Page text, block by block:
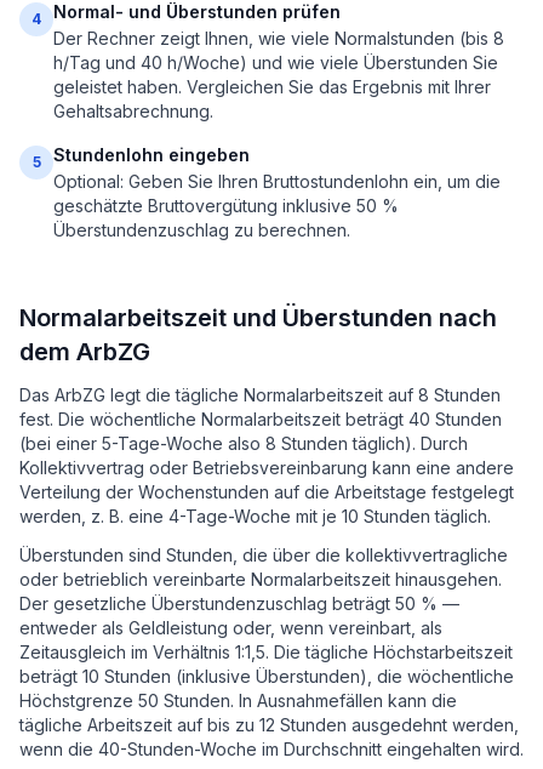
4
Normal- und Überstunden prüfen
Der Rechner zeigt Ihnen, wie viele Normalstunden (bis 8
h/Tag und 40 h/Woche) und wie viele Überstunden Sie
geleistet haben. Vergleichen Sie das Ergebnis mit Ihrer
Gehaltsabrechnung.
5
Stundenlohn eingeben
Optional: Geben Sie Ihren Bruttostundenlohn ein, um die
geschätzte Bruttovergütung inklusive 50 %
Überstundenzuschlag zu berechnen.
Normalarbeitszeit und Überstunden nach
dem ArbZG
Das ArbZG legt die tägliche Normalarbeitszeit auf 8 Stunden
fest. Die wöchentliche Normalarbeitszeit beträgt 40 Stunden
(bei einer 5-Tage-Woche also 8 Stunden täglich). Durch
Kollektivvertrag oder Betriebsvereinbarung kann eine andere
Verteilung der Wochenstunden auf die Arbeitstage festgelegt
werden, z. B. eine 4-Tage-Woche mit je 10 Stunden täglich.
Überstunden sind Stunden, die über die kollektivvertragliche
oder betrieblich vereinbarte Normalarbeitszeit hinausgehen.
Der gesetzliche Überstundenzuschlag beträgt 50 % —
entweder als Geldleistung oder, wenn vereinbart, als
Zeitausgleich im Verhältnis 1:1,5. Die tägliche Höchstarbeitszeit
beträgt 10 Stunden (inklusive Überstunden), die wöchentliche
Höchstgrenze 50 Stunden. In Ausnahmefällen kann die
tägliche Arbeitszeit auf bis zu 12 Stunden ausgedehnt werden,
wenn die 40-Stunden-Woche im Durchschnitt eingehalten wird.